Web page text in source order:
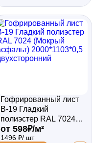
Гофрированный лист
В-19 Гладкий
полиэстер RAL 7024
(Мокрый асфальт)
2000*1103*0,5
от 598₽/м²
1496 ₽/ шт